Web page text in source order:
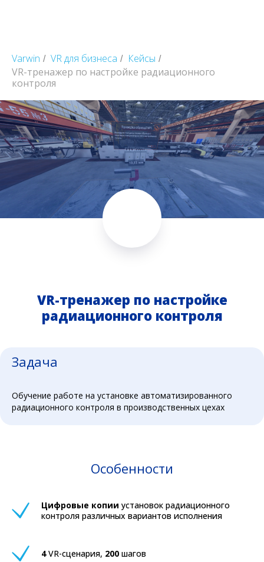
Varwin / VR для бизнеса / Кейсы /
VR-тренажер по настройке радиационного
контроля
VR-тренажер по настройке
радиационного контроля
Задача
Обучение работе на установке автоматизированного
радиационного контроля в производственных цехах
Особенности
Цифровые копии установок радиационного
контроля различных вариантов исполнения
4VR-сценария, 200 шагов